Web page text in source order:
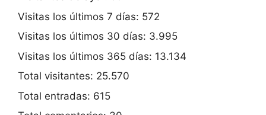
Visitas los últimos 7 días: 572
Visitas los últimos 30 días: 3.995
Visitas los últimos 365 días: 13.134
Total visitantes: 25.570
Total entradas: 615